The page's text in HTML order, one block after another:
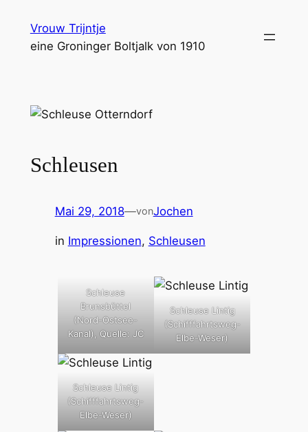
Inhalt
springen
Vrouw Trijntje
eine Groninger Boltjalk von 1910
Schleusen
Mai 29, 2018—vonJochen
in Impressionen, Schleusen
Schleuse
Brunsbüttel
(Nord-Ostsee-
Kanal), Quelle: JC
Schleuse Lintig
(Schifffahrtsweg-
Elbe-Weser)
Schleuse Lintig
(Schifffahrtsweg-
Elbe-Weser)